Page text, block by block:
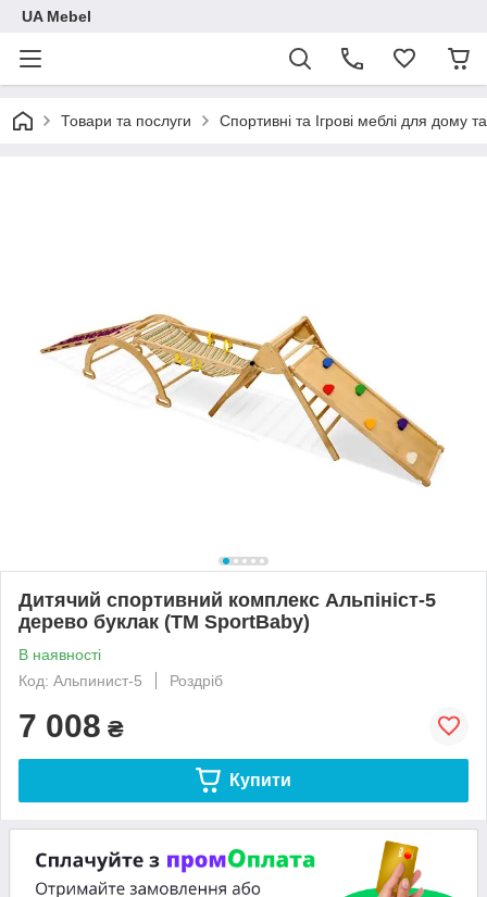
UA Mebel
Товари та послуги Спортивні та Ігрові меблі для дому
Дитячий спортивний комплекс Альпініст-5
дерево буклак (ТМ SportBaby)
В наявності
Код: Альпинист-5
Роздріб
7 008 ₴
Купити